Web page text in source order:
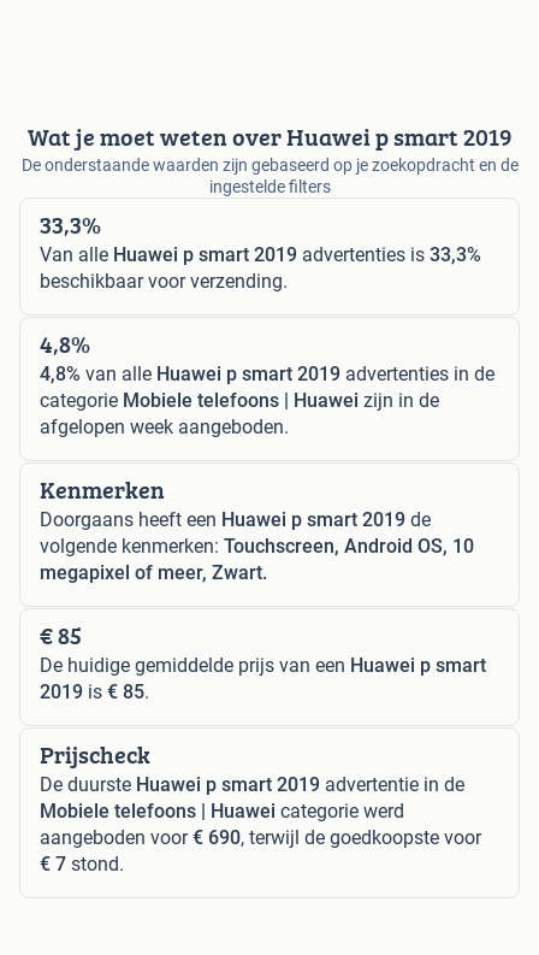
Wat je moet weten over Huawei p smart 2019
De onderstaande waarden zijn gebaseerd op je zoekopdracht en de
ingestelde filters
33,3%
Van alle Huawei p smart 2019 advertenties is 33,3%
beschikbaar voor verzending.
4,8%
4,8% van alle Huawei p smart 2019 advertenties in de
categorie Mobiele telefoons | Huawei zijn in de
afgelopen week aangeboden.
Kenmerken
Doorgaans heeft een Huawei p smart 2019 de
volgende kenmerken: Touchscreen, Android OS, 10
megapixel of meer, Zwart.
€ 85
De huidige gemiddelde prijs van een Huawei p smart
2019 is € 85.
Prijscheck
De duurste Huawei p smart 2019 advertentie in de
Mobiele telefoons | Huawei categorie werd
aangeboden voor€ 690, terwijl de goedkoopste voor
€ 7 stond.